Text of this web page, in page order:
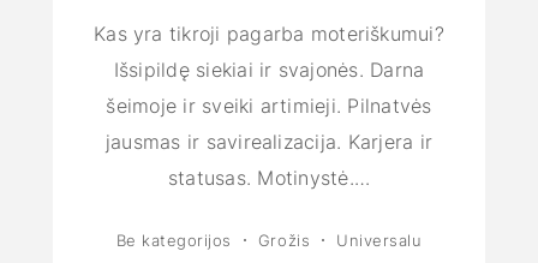
Kas yra tikroji pagarba moteriškumui?
Išsipildę siekiai ir svajonės. Darna
šeimoje ir sveiki artimieji. Pilnatvės
jausmas ir savirealizacija. Karjera ir
statusas. Motinystė.…
Be kategorijos Grožis Universalu